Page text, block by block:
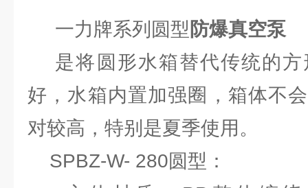
一力牌系列圆型 防爆真空泵
是将圆形水箱替代传统的方
好，水箱内置加强圈，箱体不
对较高，特别是夏季使用。
SPBZ-W- 280圆型：